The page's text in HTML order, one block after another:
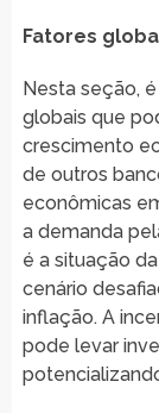
Fatores
Nesta seção,
globais que
crescimento
de outros
econômicas
a demanda
é a situação
cenário
inflação. A
pode levar